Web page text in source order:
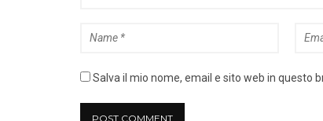
Salva il mio nome, email e sito web in questo